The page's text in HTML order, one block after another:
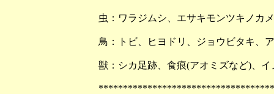
虫：ワラジムシ、エサキモンツキノカ
鳥：トビ、ヒヨドリ、ジョウビタキ、
獣：シカ足跡、食痕(アオミズなど)、